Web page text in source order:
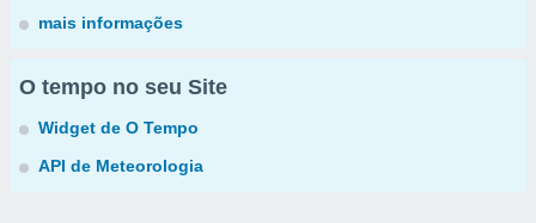
mais informações
O tempo no seu Site
Widget de O Tempo
API de Meteorologia